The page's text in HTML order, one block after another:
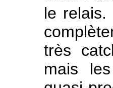
le
très
mais